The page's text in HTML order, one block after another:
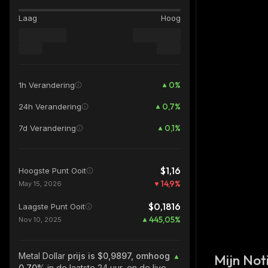
Laag Hoog
1h Verandering 0%
24h Verandering 0,7%
7d Verandering 0,1%
Hoogste Punt Ooit $1,16
May 15, 2026 14,9%
Laagste Punt Ooit $0,1816
Nov 10, 2025 445,05%
Metal Dollar prijs is $0,9897, omhoog
Mijn